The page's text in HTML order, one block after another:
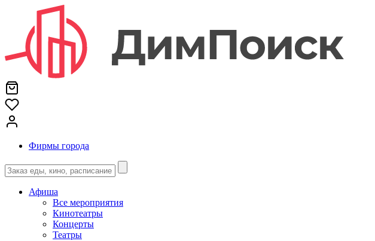
Фирмы города
Афиша
Все мероприятия
Кинотеатры
Концерты
Театры